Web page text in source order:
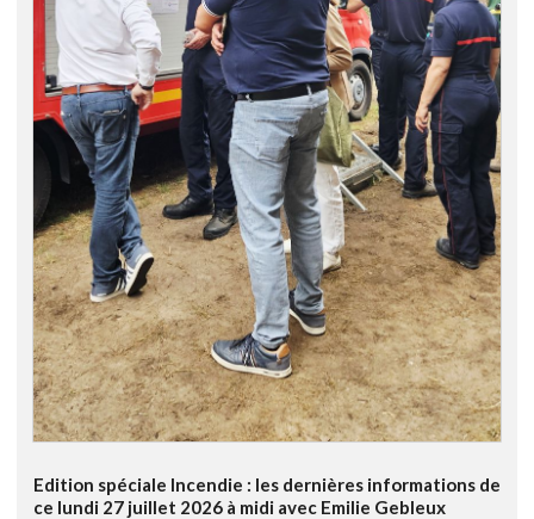
Edition spéciale Incendie : les dernières informations de
ce lundi 27 juillet 2026 à midi avec Emilie Gebleux